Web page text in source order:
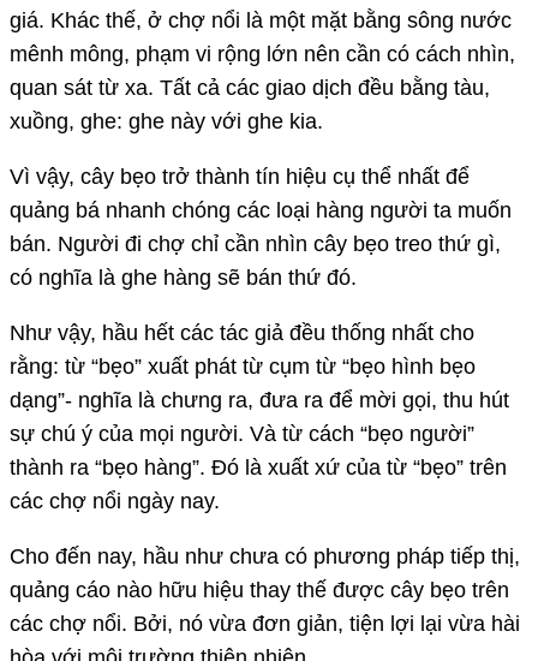
giá. Khác thế, ở chợ nổi là một mặt bằng sông nước
mênh mông, phạm vi rộng lớn nên cần có cách nhìn,
quan sát từ xa. Tất cả các giao dịch đều bằng tàu,
xuồng, ghe: ghe này với ghe kia.
Vì vậy, cây bẹo trở thành tín hiệu cụ thể nhất để
quảng bá nhanh chóng các loại hàng người ta muốn
bán. Người đi chợ chỉ cần nhìn cây bẹo treo thứ gì,
có nghĩa là ghe hàng sẽ bán thứ đó.
Như vậy, hầu hết các tác giả đều thống nhất cho
rằng: từ “bẹo” xuất phát từ cụm từ “bẹo hình bẹo
dạng”- nghĩa là chưng ra, đưa ra để mời gọi, thu hút
sự chú ý của mọi người. Và từ cách “bẹo người”
thành ra “bẹo hàng”. Đó là xuất xứ của từ “bẹo” trên
các chợ nổi ngày nay.
Cho đến nay, hầu như chưa có phương pháp tiếp thị,
quảng cáo nào hữu hiệu thay thế được cây bẹo trên
các chợ nổi. Bởi, nó vừa đơn giản, tiện lợi lại vừa hài